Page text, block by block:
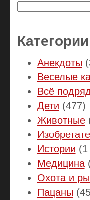
Анекдоты
Веселые
Всё подряд
Дети (477)
Животные
Истории (1
Медицина
Охота и
Пацаны